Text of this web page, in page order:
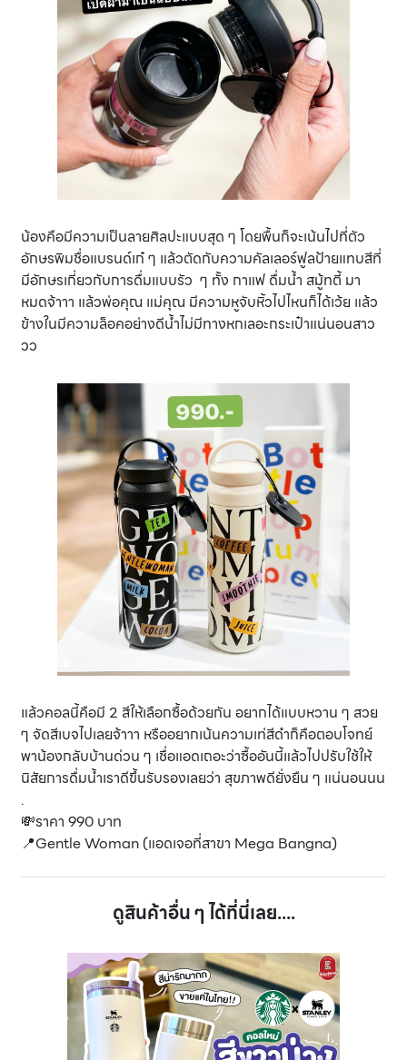
น้องคือมีความเป็นลายศิลปะแบบสุด ๆ โดยพื้นก็จะเน้นไปที่ตัว
อักษรพิมชื่อแบรนด์เก๋ ๆ แล้วตัดกับความคัลเลอร์ฟูลป้ายแทบสีที่
มีอักษรเกี่ยวกับการดื่มแบบรัว ๆ ทั้ง กาแฟ ดื่มน้ำ สมู้ทตี้ มา
หมดจ้าาา แล้วพ่อคุณ แม่คุณ มีความหูจับหิ้วไปไหนก็ได้เว้ย แล้ว
ข้างในมีความล็อคอย่างดีน้ำไม่มีทางหกเลอะกระเป๋าแน่นอนสาว
วว
แล้วคอลนี้คือมี 2 สีให้เลือกซื้อด้วยกัน อยากได้แบบหวาน ๆ สวย
ๆ จัดสีเบจไปเลยจ้าาา หรืออยากเน้นความเท่สีดำก็คือตอบโจทย์
พาน้องกลับบ้านด่วน ๆ เชื่อแอดเถอะว่าซื้ออันนี้แล้วไปปรับใช้ให้
นิสัยการดื่มน้ำเราดีขึ้นรับรองเลยว่า สุขภาพดียั่งยืน ๆ แน่นอนนน
.
💸ราคา 990 บาท
📍Gentle Woman (แอดเจอที่สาขา Mega Bangna)
ดูสินค้าอื่น ๆ ได้ที่นี่เลย....